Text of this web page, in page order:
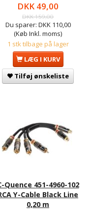
DKK 49,00
DKK 159,00
Du sparer: DKK 110,00
(Køb Inkl. moms)
1 stk tilbage på lager
LÆG I KURV
Tilføj ønskeliste
Quence 451-4960-102
Y-Cable Black Line
0,20 m